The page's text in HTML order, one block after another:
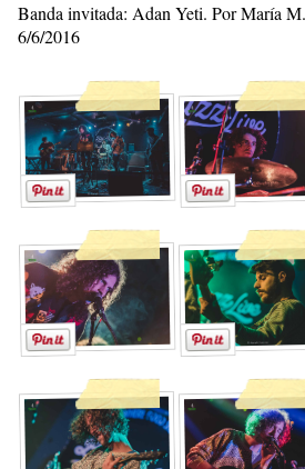
Banda invitada: Adan Yeti. Por María
6/6/2016